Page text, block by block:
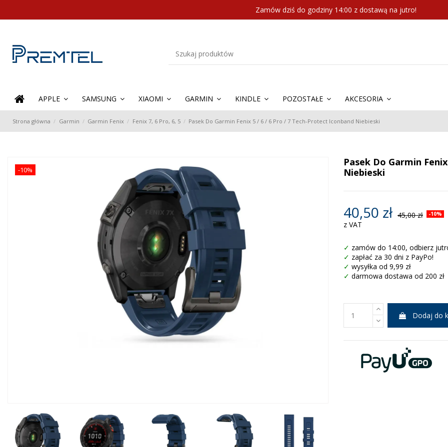
Zamów dziś do godziny 14:00 z dostawą na jutro!
APPLE SAMSUNG XIAOMI GARMIN KINDLE POZOSTAŁE AKCESORIA
Strona główna Garmin Garmin Fenix Fenix 7, 6 Pro, 6, 5 Pasek Do Garmin Fenix 5 / 6 / 6 Pro / 7 Tech-Protect Iconband Niebieski
-10%
Pasek Do Garmin
Niebieski
40,50 zł 45,00 zł -10%
z VAT
✓ zamów do 14:00, odbierz
✓ zapłać za 30 dni z PayPo!
✓ wysyłka od 9,99 zł
✓ darmowa dostawa od 200 zł
Dodaj do